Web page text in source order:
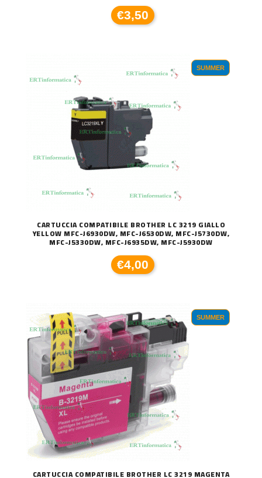
€3,50
SUMMER
CARTUCCIA COMPATIBILE BROTHER LC 3219 GIALLO
YELLOW MFC-J6930DW, MFC-J6530DW, MFC-J5730DW,
MFC-J5330DW, MFC-J6935DW, MFC-J5930DW
€4,00
SUMMER
CARTUCCIA COMPATIBILE BROTHER LC 3219 MAGENTA